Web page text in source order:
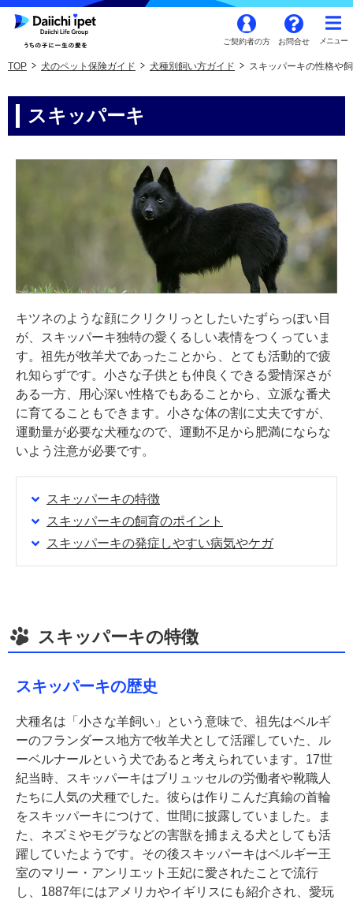
ご契約者の方 お問合せ
TOP 犬のペット保険ガイド 犬種別飼い方ガイド スキッパーキの性格や
スキッパーキ
キツネのような顔にクリクリっとしたいたずらっぽい目
が、スキッパーキ独特の愛くるしい表情をつくっていま
す。祖先が牧羊犬であったことから、とても活動的で疲
れ知らずです。小さな子供とも仲良くできる愛情深さが
ある一方、用心深い性格でもあることから、立派な番犬
に育てることもできます。小さな体の割に丈夫ですが、
運動量が必要な犬種なので、運動不足から肥満にならな
いよう注意が必要です。
スキッパーキの特徴
スキッパーキの飼育のポイント
スキッパーキの発症しやすい病気やケガ
スキッパーキの特徴
スキッパーキの歴史
犬種名は「小さな羊飼い」という意味で、祖先はベルギ
ーのフランダース地方で牧羊犬として活躍していた、ル
ーベルナールという犬であると考えられています。17世
紀当時、スキッパーキはブリュッセルの労働者や靴職人
たちに人気の犬種でした。彼らは作りこんだ真鍮の首輪
をスキッパーキにつけて、世間に披露していました。ま
た、ネズミやモグラなどの害獣を捕まえる犬としても活
躍していたようです。その後スキッパーキはベルギー王
室のマリー・アンリエット王妃に愛されたことで流行
し、1887年にはアメリカやイギリスにも紹介され、愛玩